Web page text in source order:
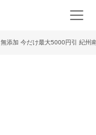
無添加 今だけ最大5000円引 紀州